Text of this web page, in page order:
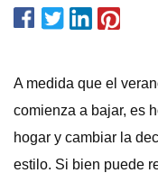
A medida que el
comienza a bajar, es
hogar y cambiar la
estilo. Si bien puede